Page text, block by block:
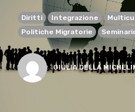
Diritti Integrazione
Politiche Migratorie
GIULIA DELLA